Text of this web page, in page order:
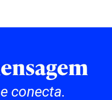
conecta.